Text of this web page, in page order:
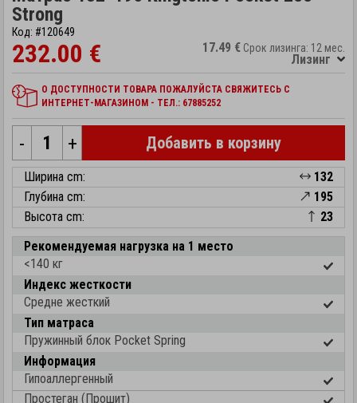
Strong
Код: #120649
232.00 € 17.49 € Срок лизинга: 12 мес.
Лизинг
О ДОСТУПНОСТИ ТОВАРА ПОЖАЛУЙСТА СВЯЖИТЕСЬ С
ИНТЕРНЕТ-МАГАЗИНОМ - ТЕЛ.: 67885252
- + Добавить в корзину
Ширина cm:
132
Глубина cm:
195
Высота cm:
23
Рекомендуемая нагрузка на 1 место
<140 кг
Индекс жесткости
Средне жесткий
Тип матраса
Пружинный блок Pocket Spring
Информация
Гипоаллергенный
Простеган (Прошит)